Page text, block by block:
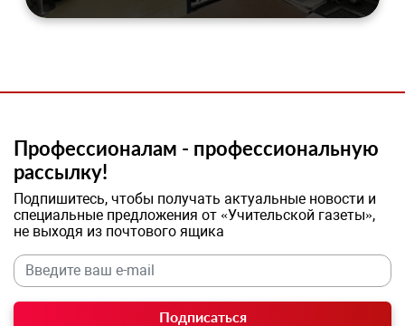
Профессионалам - профессиональную
рассылку!
Подпишитесь, чтобы получать актуальные новости и
специальные предложения от «Учительской газеты»,
не выходя из почтового ящика
Подписаться